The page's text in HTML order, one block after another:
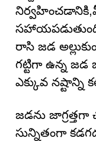
సహాయపడుతుంది.
రాసి జడ
గట్టిగా ఉన్న జడ
ఎక్కువ నష్టాన్ని
జడను
సున్నితంగా